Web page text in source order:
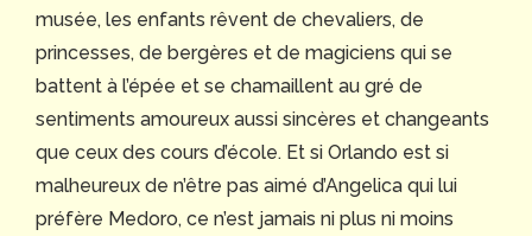
musée, les enfants rêvent de chevaliers, de
princesses, de bergères et de magiciens qui se
battent à l’épée et se chamaillent au gré de
sentiments amoureux aussi sincères et changeants
que ceux des cours d’école. Et si Orlando est si
malheureux de n’être pas aimé d’Angelica qui lui
préfère Medoro, ce n’est jamais ni plus ni moins